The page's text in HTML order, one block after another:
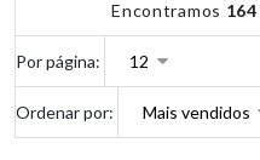
Encontramos 164
Por página:
Ordenar por: